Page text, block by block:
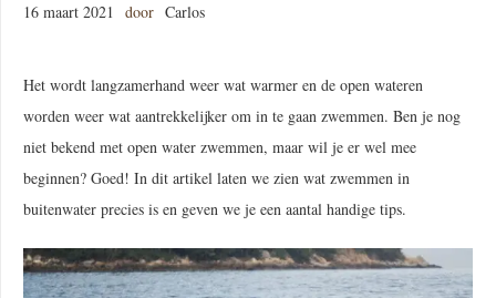
16 maart 2021 door Carlos
Het wordt langzamerhand weer wat warmer en de open wateren
worden weer wat aantrekkelijker om in te gaan zwemmen. Ben je nog
niet bekend met open water zwemmen, maar wil je er wel mee
beginnen? Goed! In dit artikel laten we zien wat zwemmen in
buitenwater precies is en geven we je een aantal handige tips.